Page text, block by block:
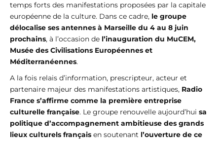
temps forts des manifestations proposées par la capitale
européenne de la culture. Dans ce cadre, le groupe
délocalise ses antennes à Marseille du 4 au 8 juin
prochains, à l’occasion de l’inauguration du MuCEM,
Musée des Civilisations Européennes et
Méditerranéennes.
A la fois relais d’information, prescripteur, acteur et
partenaire majeur des manifestations artistiques, Radio
France s’affirme comme la première entreprise
culturelle française. Le groupe renouvelle aujourd’hui sa
politique d’accompagnement ambitieuse des grands
lieux culturels français en soutenant l’ouverture de ce